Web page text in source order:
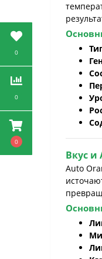
0
0
0
Вкус и
Auto